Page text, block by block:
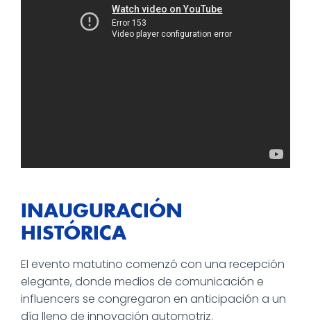
INAUGURACIÓN
HISTÓRICA
El evento matutino comenzó con una recepción
elegante, donde medios de comunicación e
influencers se congregaron en anticipación a un
día lleno de innovación automotriz.